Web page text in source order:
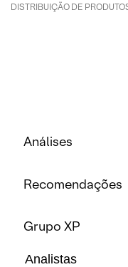
DISTRIBUIÇÃO DE
Análises
Recomendações
Grupo XP
Analistas